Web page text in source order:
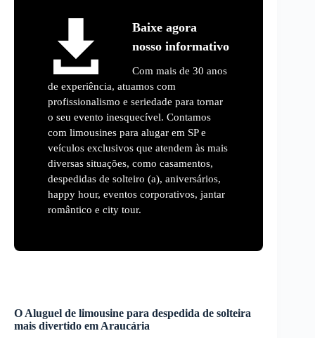
Baixe agora
nosso informativo
Com mais de 30 anos
de experiência, atuamos com
profissionalismo e seriedade para tornar
o seu evento inesquecível. Contamos
com limousines para alugar em SP e
veículos exclusivos que atendem às mais
diversas situações, como casamentos,
despedidas de solteiro (a), aniversários,
happy hour, eventos corporativos, jantar
romântico e city tour.
O Aluguel de limousine para despedida de solteira
mais divertido em Araucária